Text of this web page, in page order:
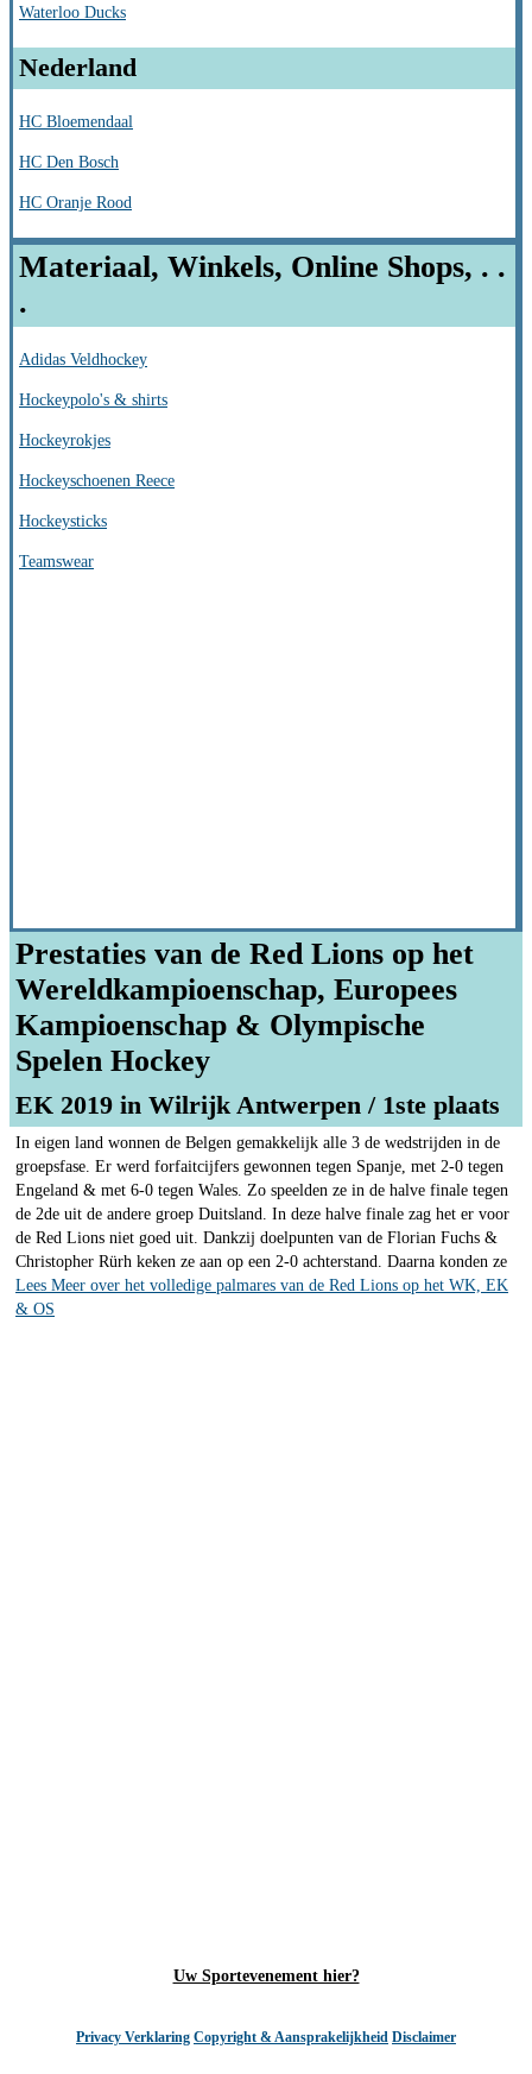
Waterloo Ducks
Nederland
HC Bloemendaal
HC Den Bosch
HC Oranje Rood
Materiaal, Winkels, Online Shops, . .
.
Adidas Veldhockey
Hockeypolo's & shirts
Hockeyrokjes
Hockeyschoenen Reece
Hockeysticks
Teamswear
Prestaties van de Red Lions op het
Wereldkampioenschap, Europees
Kampioenschap & Olympische
Spelen Hockey
EK 2019 in Wilrijk Antwerpen / 1ste plaats
In eigen land wonnen de Belgen gemakkelijk alle 3 de wedstrijden in de
groepsfase. Er werd forfaitcijfers gewonnen tegen Spanje, met 2-0 tegen
Engeland & met 6-0 tegen Wales. Zo speelden ze in de halve finale tegen
de 2de uit de andere groep Duitsland. In deze halve finale zag het er voor
de Red Lions niet goed uit. Dankzij doelpunten van de Florian Fuchs &
Christopher Rürh keken ze aan op een 2-0 achterstand. Daarna konden ze
Lees Meer over het volledige palmares van de Red Lions op het WK, EK
& OS
Uw Sportevenement hier?
Privacy Verklaring Copyright & Aansprakelijkheid Disclaimer